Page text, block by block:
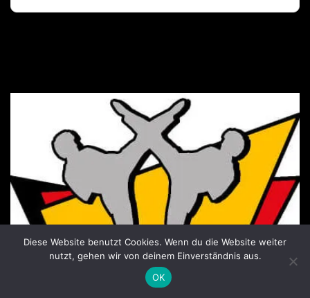
Diese Website benutzt Cookies. Wenn du die Website weiter
nutzt, gehen wir von deinem Einverständnis aus.
OK